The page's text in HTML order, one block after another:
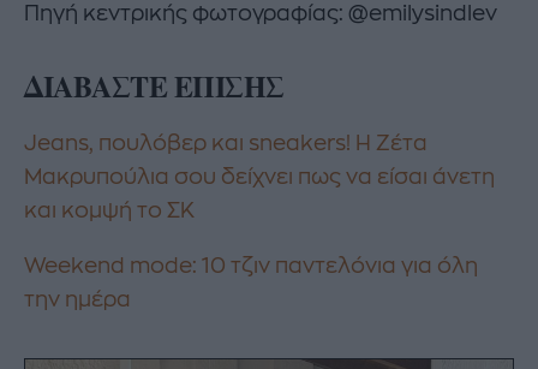
Πηγή κεντρικής φωτογραφίας: @emilysindlev
ΔΙΑΒΑΣΤΕ ΕΠΙΣΗΣ
Jeans, πουλόβερ και sneakers! H Ζέτα
Μακρυπούλια σου δείχνει πως να είσαι άνετη
και κομψή το ΣΚ
Weekend mode: 10 τζιν παντελόνια για όλη
την ημέρα